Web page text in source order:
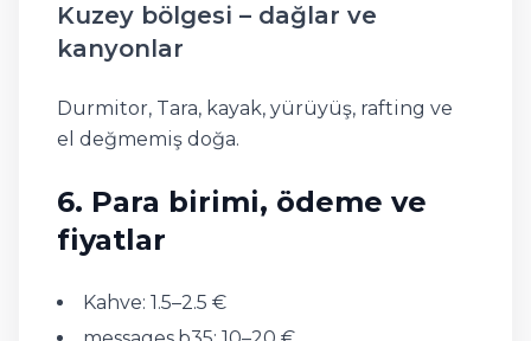
Kuzey bölgesi – dağlar ve
kanyonlar
Durmitor, Tara, kayak, yürüyüş, rafting ve
el değmemiş doğa.
6. Para birimi, ödeme ve
fiyatlar
Kahve: 1.5–2.5 €